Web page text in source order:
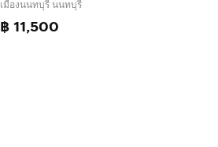
เมืองนนทบุรี นนทบุรี
฿ 11,500